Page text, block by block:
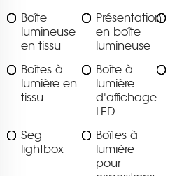
Boîte
lumineuse
en tissu
Présentation
en boîte
lumineuse
Boîtes à
lumière en
tissu
Boîte à
lumière
d'affichage
LED
Seg
lightbox
Boîtes à
lumière
pour